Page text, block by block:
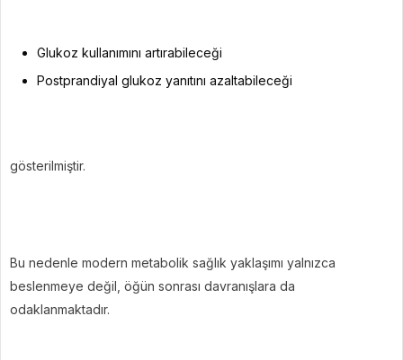
Glukoz kullanımını artırabileceği
Postprandiyal glukoz yanıtını azaltabileceği
gösterilmiştir.
Bu nedenle modern metabolik sağlık yaklaşımı yalnızca
beslenmeye değil, öğün sonrası davranışlara da
odaklanmaktadır.